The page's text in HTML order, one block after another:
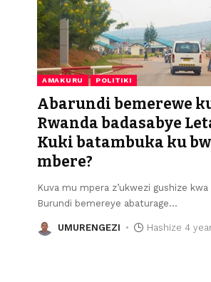
AMAKURU POLITIKI
Abarundi bemerewe
Rwanda badasabye
Kuki batambuka ku
mbere?
Kuva mu mpera z’ukwezi gushize kwa
Burundi bemereye abaturage…
UMURENGEZI Hashize 4